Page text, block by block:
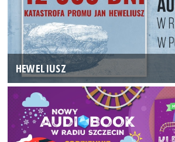
HEWELIUSZ